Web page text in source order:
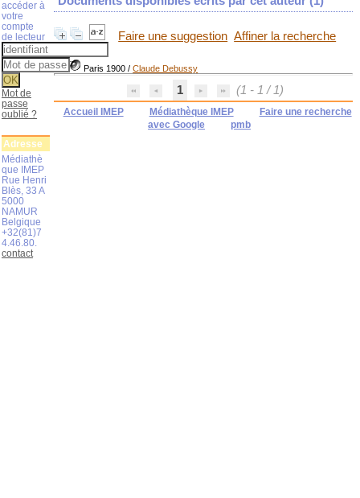
Faire une suggestion Affiner la recherche
Paris 1900 /Claude Debussy
1 (1 - 1 / 1)
Accueil IMEP Médiathèque IMEP
Faire une recherche
avec Google
pmb
accéder à
votre
compte
de lecteur
Mot de
passe
oublié ?
Adresse
Médiathè
que IMEP
Rue Henri
Blès, 33 A
5000
NAMUR
Belgique
+32(81)7
4.46.80.
contact